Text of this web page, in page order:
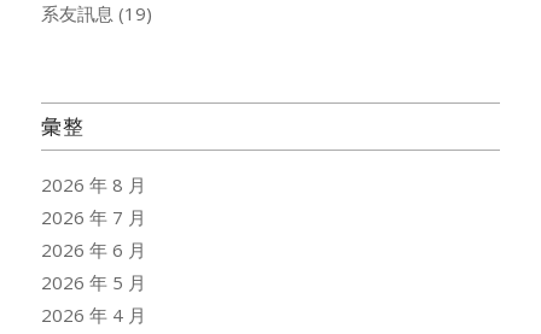
系友訊息 (19)
彙整
2026 年 8 月
2026 年 7 月
2026 年 6 月
2026 年 5 月
2026 年 4 月